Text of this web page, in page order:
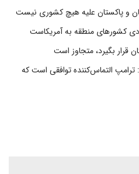
و پاکستان علیه هیچ کشوری نیست
کشورهای منطقه به آمریکاست
قرار بگیرد، متجاوز است
ترامپ التماس‌کننده توافقی است که